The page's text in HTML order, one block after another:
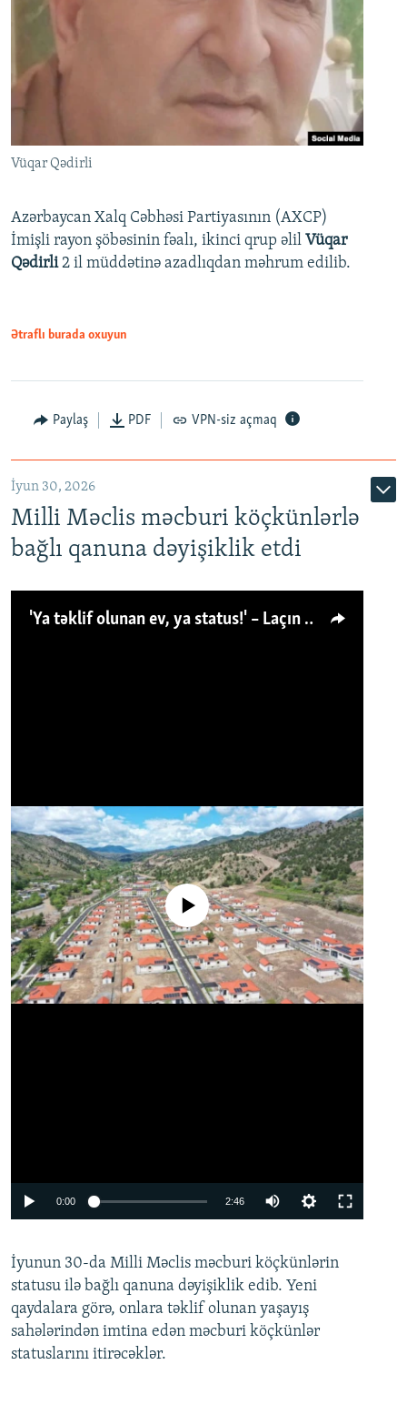
Vüqar Qədirli
Azərbaycan Xalq Cəbhəsi Partiyasının (AXCP)
İmişli rayon şöbəsinin fəalı, ikinci qrup əlil Vüqar
Qədirli2 il müddətinə azadlıqdan məhrum edilib.
Ətraflı burada oxuyun
Paylaş PDF VPN-siz açmaq
İyun 30, 2026
Milli Məclis məcburi köçkünlərlə
bağlı qanuna dəyişiklik etdi
'Ya təklif olunan ev, ya status!' – Laçın köçkünü: 'Laçından başqa heç hara!'
No media source currently available
0:00 2:46
360p
480p
720p
İyunun 30-da Milli Məclis məcburi köçkünlərin
statusu ilə bağlı qanuna dəyişiklik edib. Yeni
qaydalara görə, onlara təklif olunan yaşayış
sahələrindən imtina edən məcburi köçkünlər
statuslarını itirəcəklər.